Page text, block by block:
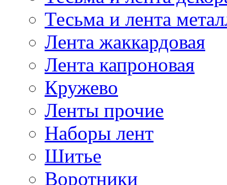
Тесьма и лента
Лента жаккардовая
Лента капроновая
Кружево
Ленты прочие
Наборы лент
Шитье
Воротники